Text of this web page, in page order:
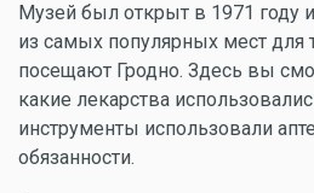
Музей был открыт в 1971 году
из самых популярных мест для
посещают Гродно. Здесь вы
какие лекарства
инструменты использовали
обязанности.